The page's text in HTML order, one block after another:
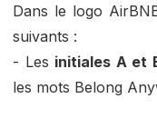
Dans le logo
suivants :
- Les initiales A et
les mots Belong